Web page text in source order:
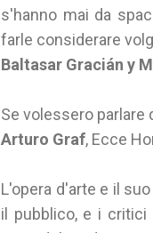
s'hanno mai da
farle considerare
Baltasar Gracián y
Se volessero parlare
Arturo Graf, Ecce
L'opera d'arte e il
il pubblico, e i critici